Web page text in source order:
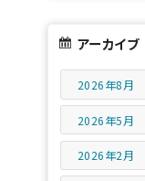
アーカイブ
2026年8月
2026年5月
2026年2月